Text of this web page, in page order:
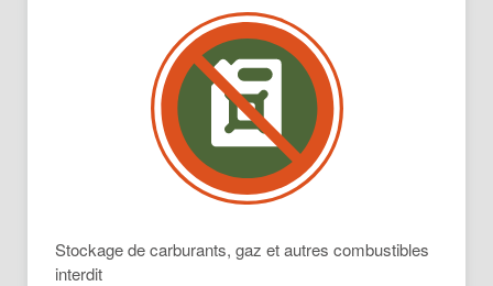
Stockage de carburants, gaz et autres combustibles
interdit